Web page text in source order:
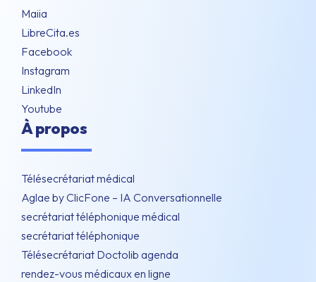
Maiia
LibreCita.es
Facebook
Instagram
LinkedIn
Youtube
À propos
Télésecrétariat médical
Aglae by ClicFone – IA Conversationnelle
secrétariat téléphonique médical
secrétariat téléphonique
Télésecrétariat Doctolib agenda
rendez-vous médicaux en ligne